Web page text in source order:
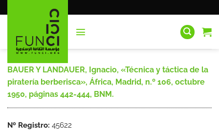
al
BAUER Y LANDAUER, Ignacio, «Técnica y táctica de la
piratería berberisca», África, Madrid, n.º 106, octubre
1950, páginas 442-444, BNM.
Nº Registro: 45622